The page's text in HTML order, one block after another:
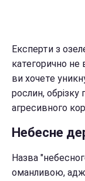
Експерти з
категорично не
ви хочете
рослин, обрізку
агресивного
Небесне
Назва
оманливою,